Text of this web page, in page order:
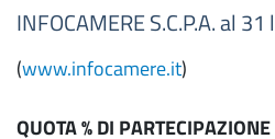
INFOCAMERE S.C.P.A. al
(www.infocamere.it)
QUOTA % DI PARTECIPAZIONE